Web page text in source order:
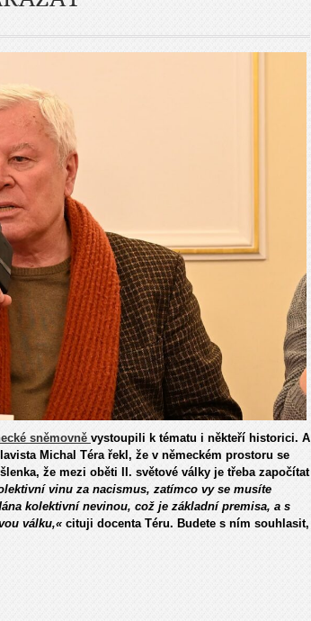
sněmovně vystoupili k tématu i někteří historici. A
Michal Téra řekl, že v německém prostoru se
že mezi oběti II. světové války je třeba započítat
vinu za nacismus, zatímco vy se musíte
kolektivní nevinou, což je základní premisa, a s
válku,« cituji docenta Téru. Budete s ním souhlasit,